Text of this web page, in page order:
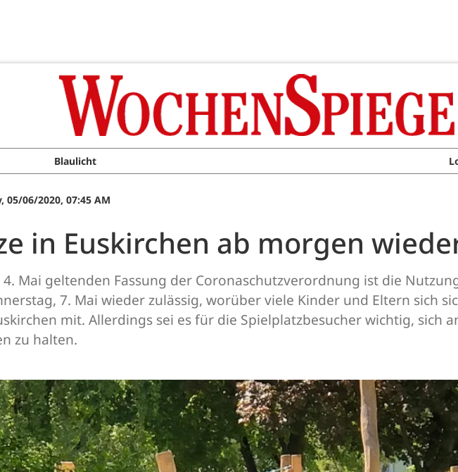
Blaulicht
05/06/2020, 07:45 AM
in Euskirchen ab morgen
Mai geltenden Fassung der Coronaschutzverordnung ist die
7. Mai wieder zulässig, worüber viele Kinder und Eltern sich
mit. Allerdings sei es für die Spielplatzbesucher wichtig, sich
zu halten.